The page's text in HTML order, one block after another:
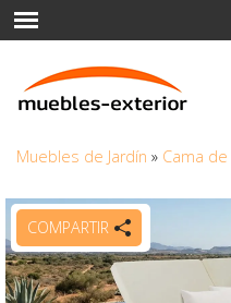
Muebles de Jardín » Cama
COMPARTIR